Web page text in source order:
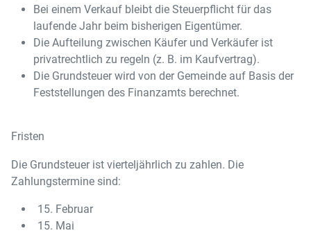
Bei einem Verkauf bleibt die Steuerpflicht für das
laufende Jahr beim bisherigen Eigentümer.
Die Aufteilung zwischen Käufer und Verkäufer ist
privatrechtlich zu regeln (z. B. im Kaufvertrag).
Die Grundsteuer wird von der Gemeinde auf Basis der
Feststellungen des Finanzamts berechnet.
Fristen
Die Grundsteuer ist vierteljährlich zu zahlen. Die
Zahlungstermine sind:
Februar
Mai